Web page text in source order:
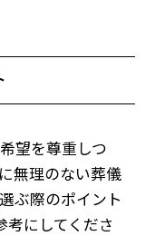
望を尊重しつ
無理のない葬儀
ぶ際のポイント
考にしてくださ